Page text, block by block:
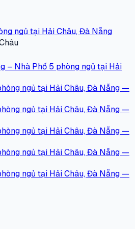
ngủ tại Hải Châu, Đà Nẵng